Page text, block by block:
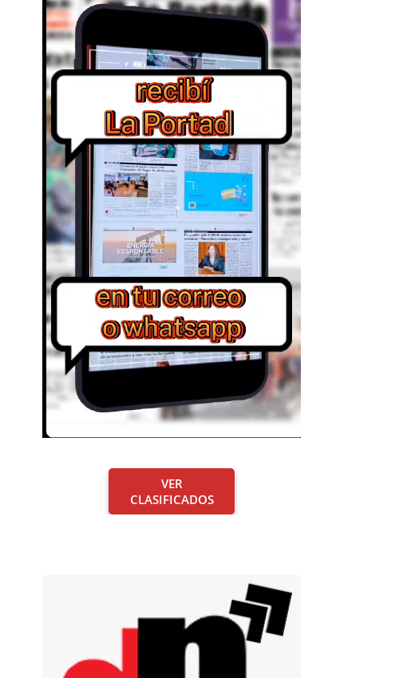
VER
CLASIFICADOS